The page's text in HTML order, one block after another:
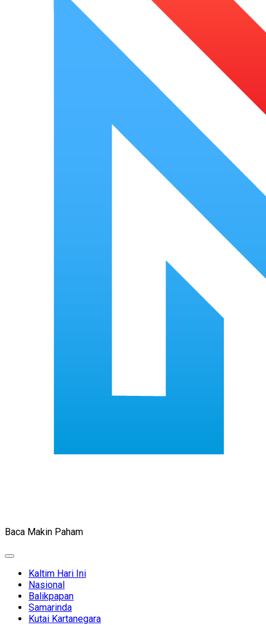
Baca Makin Paham
Expand
Current
Page
Parent
Kaltim Hari Ini
Nasional
Balikpapan
Samarinda
Kutai Kartanegara